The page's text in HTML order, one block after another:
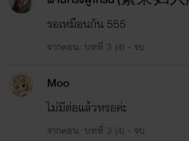
รอเหมือนกัน 555
จากตอน: บทที่ 3 (4) - จบ
Moo
ไม่มีต่อแล้วหรอค่ะ
จากตอน: บทที่ 3 (4) - จบ